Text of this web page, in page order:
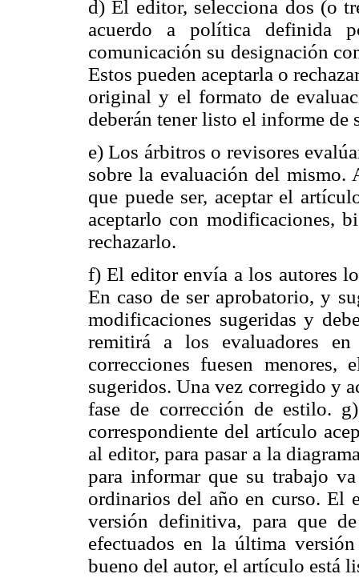
d) El editor, selecciona dos (o
acuerdo a política definida
comunicación su designación
Estos pueden aceptarla o
original y el formato de
deberán tener listo el informe de
e) Los árbitros o revisores
sobre la evaluación del mismo.
que puede ser, aceptar el
aceptarlo con modificaciones,
rechazarlo.
f) El editor envía a los autores
En caso de ser aprobatorio, y
modificaciones sugeridas y
remitirá a los evaluadores
correcciones fuesen
sugeridos. Una vez corregido y
fase de corrección de estilo.
correspondiente del artículo
al editor, para pasar a la
para informar que su trabajo
ordinarios del año en curso. El
versión definitiva, para que
efectuados en la última
bueno del autor, el artículo está